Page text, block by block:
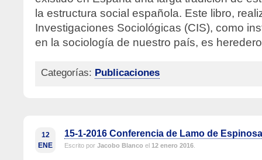
la estructura social española. Este libro,
Investigaciones Sociológicas (CIS), como
en la sociología de nuestro país, es
Categorías: Publicaciones
12
ENE
15-1-2016 Conferencia de Lamo de
Escrito por Jacobo Blanco el 12 enero 2016